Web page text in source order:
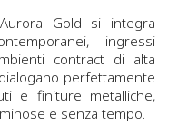
Gold si integra
ingressi
contract di alta
perfettamente
e finiture metalliche,
e senza tempo.